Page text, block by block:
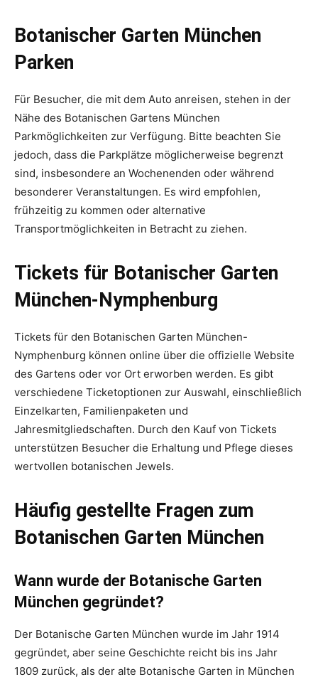
Botanischer Garten München
Parken
Für Besucher, die mit dem Auto anreisen, stehen in der
Nähe des Botanischen Gartens München
Parkmöglichkeiten zur Verfügung. Bitte beachten Sie
jedoch, dass die Parkplätze möglicherweise begrenzt
sind, insbesondere an Wochenenden oder während
besonderer Veranstaltungen. Es wird empfohlen,
frühzeitig zu kommen oder alternative
Transportmöglichkeiten in Betracht zu ziehen.
Tickets für Botanischer Garten
München-Nymphenburg
Tickets für den Botanischen Garten München-
Nymphenburg können online über die offizielle Website
des Gartens oder vor Ort erworben werden. Es gibt
verschiedene Ticketoptionen zur Auswahl, einschließlich
Einzelkarten, Familienpaketen und
Jahresmitgliedschaften. Durch den Kauf von Tickets
unterstützen Besucher die Erhaltung und Pflege dieses
wertvollen botanischen Jewels.
Häufig gestellte Fragen zum
Botanischen Garten München
Wann wurde der Botanische Garten
München gegründet?
Der Botanische Garten München wurde im Jahr 1914
gegründet, aber seine Geschichte reicht bis ins Jahr
1809 zurück, als der alte Botanische Garten in München